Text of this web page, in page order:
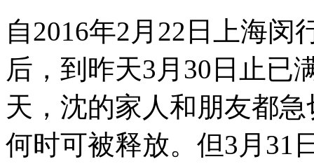
自2016年2月22日上海
后，到昨天3月30日止已
天，沈的家人和朋友都
何时可被释放。但3月31